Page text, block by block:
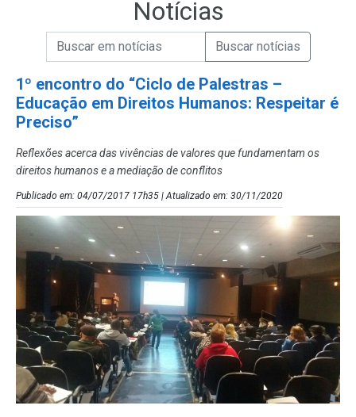
Notícias
Campo de Busca de Notícias
Campo de Busca de informaçõesEnviar a Busca de Notícias
1º encontro do “Ciclo de Palestras –
Educação em Direitos Humanos: Respeitar é
Preciso”
Reflexões acerca das vivências de valores que fundamentam os
direitos humanos e a mediação de conflitos
Publicado em: 04/07/2017 17h35 | Atualizado em: 30/11/2020